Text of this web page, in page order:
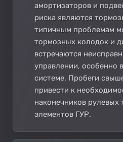
амортизаторов и
риска являются
типичным проблемам
тормозных колодок и
встречаются
управлении, особенно
системе. Пробеги
привести к
наконечников рулевых
элементов ГУР.